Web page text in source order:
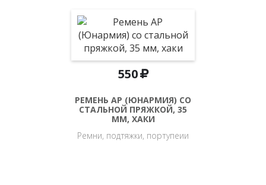
550
РЕМЕНЬ АР (ЮНАРМИЯ) СО
СТАЛЬНОЙ ПРЯЖКОЙ, 35
ММ, ХАКИ
Ремни, подтяжки, портупеии